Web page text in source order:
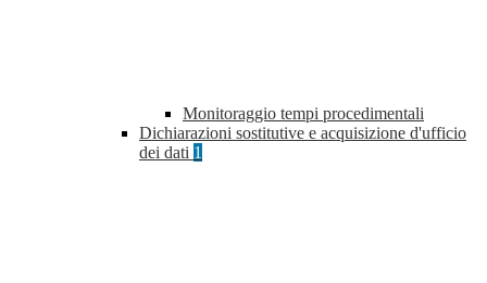
Monitoraggio tempi procedimentali
Dichiarazioni sostitutive e acquisizione d'ufficio
dei dati 1